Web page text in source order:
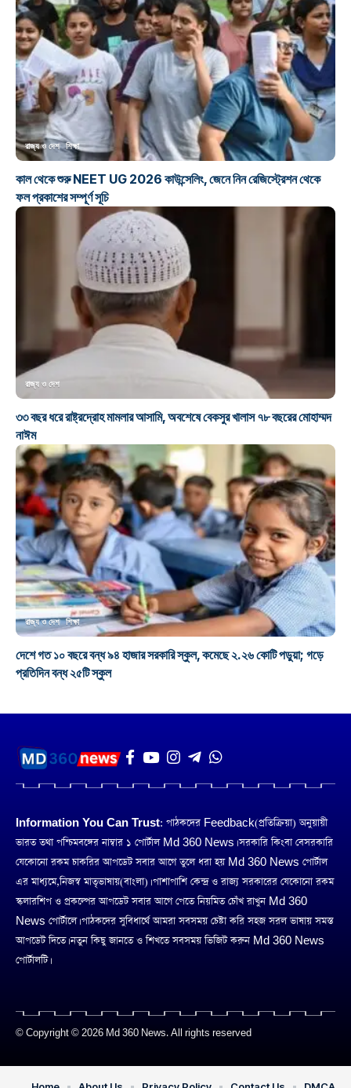
রাজ্য ও দেশ শিক্ষা
কাল থেকে শুরু NEET UG 2026 কাউন্সেলিং, জেনে নিন রেজিস্ট্রেশন থেকে
ফল প্রকাশের সম্পূর্ণ সূচি
রাজ্য ও দেশ
৩৩ বছর ধরে রাষ্ট্রদ্রোহ মামলার আসামি, অবশেষে বেকসুর খালাস ৭৮ বছরের মোহাম্মদ
নাঈম
রাজ্য ও দেশ শিক্ষা
দেশে গত ১০ বছরে বন্ধ ৯৪ হাজার সরকারি স্কুল, কমেছে ২.২৬ কোটি পড়ুয়া; গড়ে
প্রতিদিন বন্ধ ২৫টি স্কুল
Information You Can Trust: পাঠকদের Feedback(প্রতিক্রিয়া) অনুয়ায়ী
ভারত তথা পশ্চিমবঙ্গের নাম্বার ১ পোর্টাল Md 360 News। সরকারি কিংবা বেসরকারি
যেকোনো রকম চাকরির আপডেট সবার আগে তুলে ধরা হয় Md 360 News পোর্টাল
এর মাধ্যমে,নিজস্ব মাতৃভাষায়(বাংলা)। পাশাপাশি কেন্দ্র ও রাজ্য সরকারের যেকোনো রকম
স্কলারশিপ ও প্রকল্পের আপডেট সবার আগে পেতে নিয়মিত চোঁখ রাখুন Md 360
News পোর্টালে। পাঠকদের সুবিধার্থে আমরা সবসময় চেষ্টা করি সহজ সরল ভাষায় সমস্ত
আপডেট দিতে। নতুন কিছু জানতে ও শিখতে সবসময় ভিজিট করুন Md 360 News
পোর্টালটি।
© Copyright © 2026 Md 360 News. All rights reserved